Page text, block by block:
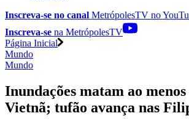
Inscreva-se no canal MetrópolesTV no
Inscreva-se na MetrópolesTV
Página Inicial
Mundo
Mundo
Inundações matam ao menos
Vietnã; tufão avança nas